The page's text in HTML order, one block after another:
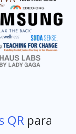
QR para